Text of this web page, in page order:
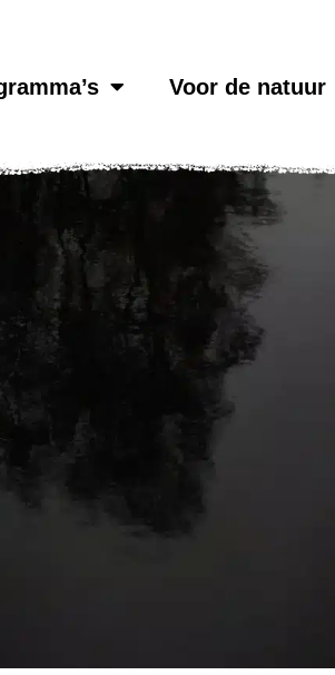
Voor de natuur